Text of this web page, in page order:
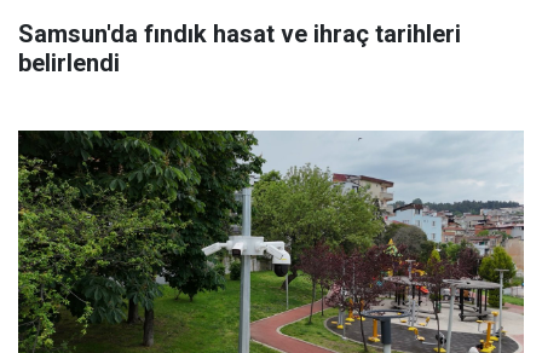
Samsun'da fındık hasat ve ihraç tarihleri
belirlendi